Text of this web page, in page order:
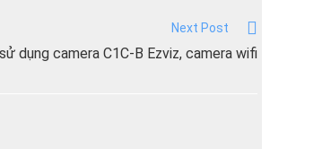
Next Post
dụng camera C1C-B Ezviz, camera wifi